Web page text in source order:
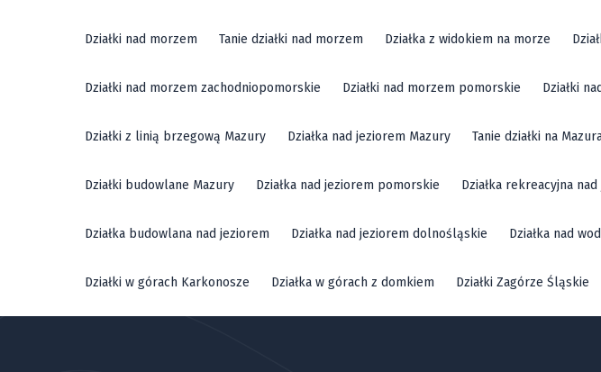
Działki nad morzem Tanie działki nad morzem Działka z widokiem na morze
Działki nad morzem zachodniopomorskie Działki nad morzem pomorskie Działki
Działki z linią brzegową Mazury Działka nad jeziorem Mazury Tanie działki na
Działki budowlane Mazury Działka nad jeziorem pomorskie Działka rekreacyjna
Działka budowlana nad jeziorem Działka nad jeziorem dolnośląskie Działka nad
Działki w górach Karkonosze Działka w górach z domkiem Działki Zagórze Śląskie